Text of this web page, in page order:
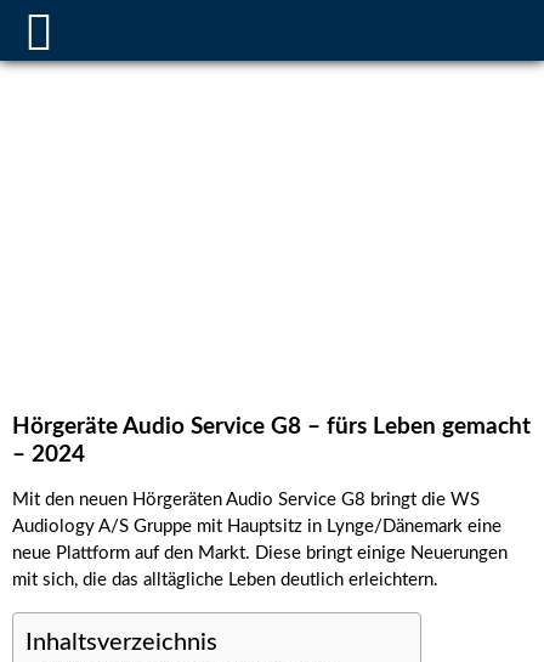
Hörgeräte Audio Service G8 – fürs Leben gemacht
– 2024
Mit den neuen Hörgeräten Audio Service G8 bringt die WS
Audiology A/S Gruppe mit Hauptsitz in Lynge/Dänemark eine
neue Plattform auf den Markt. Diese bringt einige Neuerungen
mit sich, die das alltägliche Leben deutlich erleichtern.
Inhaltsverzeichnis